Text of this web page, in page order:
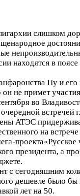
слишком
находятся в
Пу и
не примет
во
встречей
АТЭС
на
проекта«Русское
президента, а
с сегодняшним
дешевле было
лет на 50.